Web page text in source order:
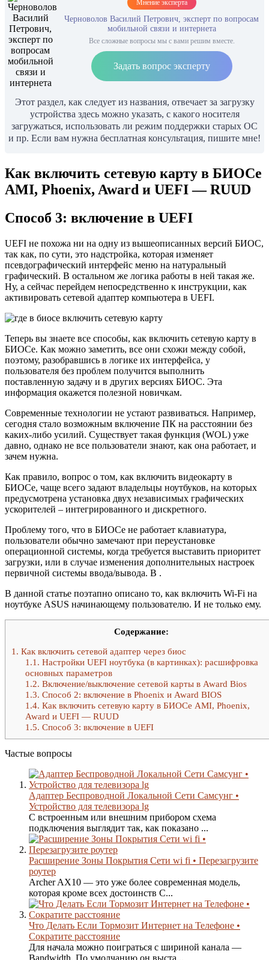
Мнение эксперта
Черноволов Василий Петрович, эксперт по вопросам
мобильной связи и интернета
Все сложные вопросы мы с вами решим вместе.
Задать вопрос эксперту
Этот раздел, как следует из названия, отвечает за загрузку
устройства здесь можно указать, с какого носителя
загружаться, использовать ли режим поддержки старых ОС
и пр. Если вам нужна бесплатная консультация, пишите мне!
Как включить сетевую карту в БИОСе
AMI, Phoenix, Award и UEFI — RUUD
Способ 3: включение в UEFI
UEFI не похожа ни на одну из вышеописанных версий БИОС,
так как, по сути, это надстройка, которая изменяет
псевдографический интерфейс меню на натуральный
графический. В остальном же логика работы в ней такая же.
Ну, а сейчас перейдем непосредственно к инструкции, как
активировать сетевой адаптер компьютера в UEFI.
Теперь вы знаете все способы, как включить сетевую карту в
БИОСе. Как можно заметить, все они схожи между собой,
поэтому, разобравшись в логике их интерфейса, у
пользователя без проблем получится выполнить
поставленную задачу и в других версиях БИОС. Эта
информация окажется полезной новичкам.
Современные технологии не устают развиваться. Например,
сегодня стало возможным включение ПК на расстоянии без
каких-либо усилий. Существует такая функция (WOL) уже
давно, однако не все пользователи знают, как она работает, и
зачем нужна.
Как правило, вопрос о том, как включить видеокарту в
БИОСе, чаще всего задают владельцы ноутбуков, на которых
предусмотрена установка двух независимых графических
ускорителей – интегрированного и дискретного.
Проблему того, что в БИОСе не работает клавиатура,
пользователи обычно замечают при переустановке
операционной системы, когда требуется выставить приоритет
загрузки, или в случае изменения дополнительных настроек
первичной системы ввода/вывода. В .
В данной статье поэтапно описано то, как включить Wi-Fi на
ноутбуке ASUS начинающему пользователю. И не только ему.
Содержание:
1. Как включить сетевой адаптер через биос
1.1. Настройки UEFI ноутбука (в картинках): расшифровка
основных параметров
1.2. Включение/выключение сетевой карты в Award Bios
1.3. Способ 2: включение в Phoenix и Award BIOS
1.4. Как включить сетевую карту в БИОСе AMI, Phoenix,
Award и UEFI — RUUD
1.5. Способ 3: включение в UEFI
Частые вопросы
Адаптер Беспроводной Локальной Сети Самсунг •
Устройство для телевизора lg
С встроенным или внешним прибором схема
подключения выглядит так, как показано ...
Расширение Зоны Покрытия Сети wi fi • Перезагрузите
роутер
Archer AX10 — это уже более современная модель,
которая кроме всех достоинств C...
Что Делать Если Тормозит Интернет на Телефоне •
Сократите расстояние
Для начала можно поиграться с шириной канала —
Bandwidth. По умолчанию он выста...